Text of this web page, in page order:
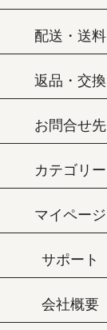
配送・送料
返品・交換
お問合せ先
カテゴリー
マイページ
サポート
会社概要